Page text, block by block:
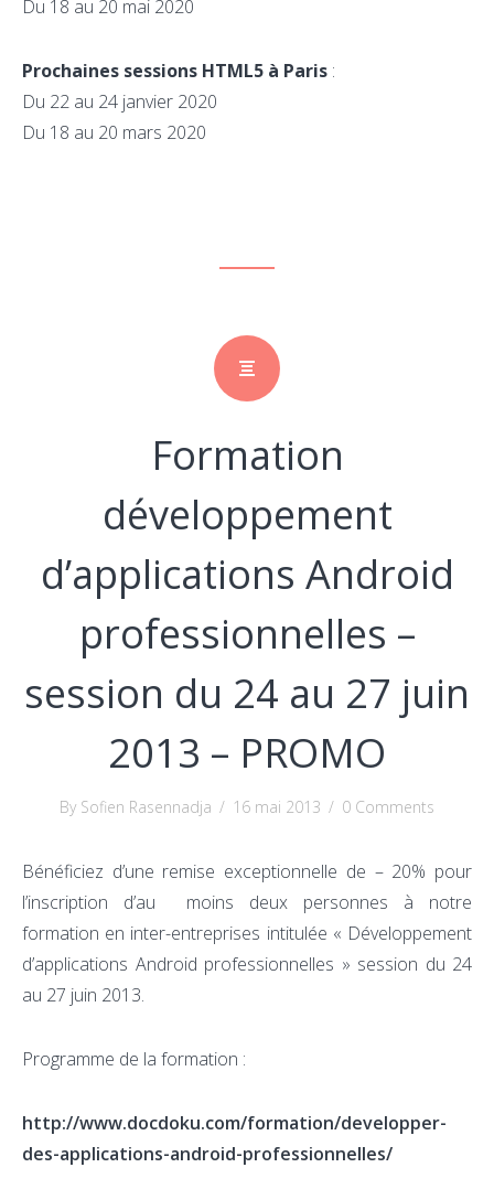
Du 18 au 20 mai 2020
Prochaines sessions HTML5 à Paris :
Du 22 au 24 janvier 2020
Du 18 au 20 mars 2020
Formation
développement
d’applications Android
professionnelles –
session du 24 au 27 juin
2013 – PROMO
By Sofien Rasennadja / 16 mai 2013 / 0 Comments
Bénéficiez d’une remise exceptionnelle de – 20% pour
l’inscription d’au moins deux personnes à notre
formation en inter-entreprises intitulée « Développement
d’applications Android professionnelles » session du 24
au 27 juin 2013.
Programme de la formation :
http://www.docdoku.com/formation/developper-
des-applications-android-professionnelles/